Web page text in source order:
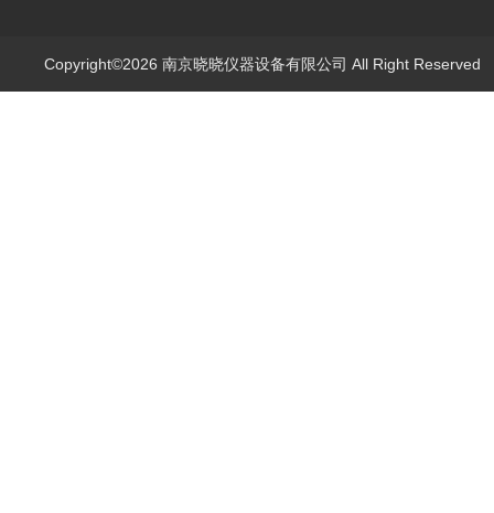
Copyright©2026 南京晓晓仪器设备有限公司 All Right